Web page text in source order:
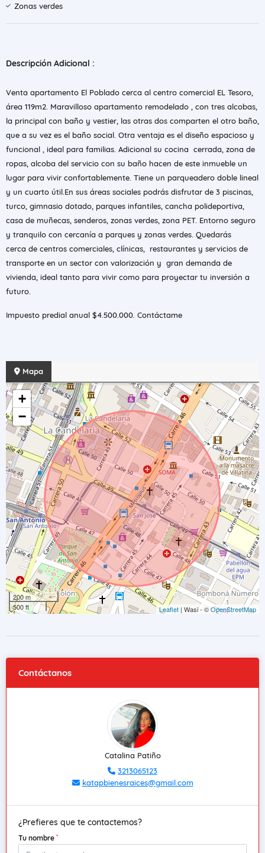
Zonas verdes
Descripción Adicional :
Venta apartamento El Poblado cerca al centro comercial EL Tesoro,
área 119m2. Maravilloso apartamento remodelado , con tres alcobas,
la principal con baño y vestier, las otras dos comparten el otro baño,
que a su vez es el baño social. Otra ventaja es el diseño espacioso y
funcional , ideal para familias. Adicional su cocina cerrada, zona de
ropas, alcoba del servicio con su baño hacen de este inmueble un
lugar para vivir confortablemente. Tiene un parqueadero doble lineal
y un cuarto útil.En sus áreas sociales podrás disfrutar de 3 piscinas,
turco, gimnasio dotado, parques infantiles, cancha polideportiva,
casa de muñecas, senderos, zonas verdes, zona PET. Entorno seguro
y tranquilo con cercanía a parques y zonas verdes. Quedarás
cerca de centros comerciales, clínicas, restaurantes y servicios de
transporte en un sector con valorización y gran demanda de
vivienda, ideal tanto para vivir como para proyectar tu inversión a
futuro.
Impuesto predial anual $4.500.000. Contáctame
Mapa
+
−
200 m
500 ft
Leaflet | Wasi - ©OpenStreetMap
Contáctanos
Catalina Patiño
3213065123
katapbienesraices@gmail.com
¿Prefieres que te contactemos?
Tu nombre *